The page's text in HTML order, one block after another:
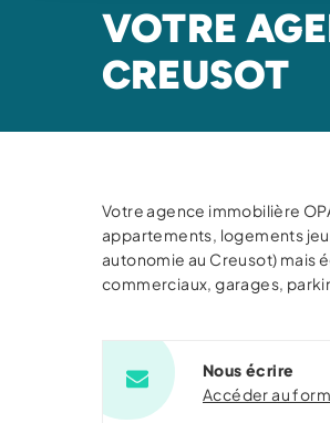
VOTRE
CREUSOT
Votre agence immobilière
appartements, logements
autonomie au Creusot) mais
commerciaux, garages,
Nous écrire
Accéder au